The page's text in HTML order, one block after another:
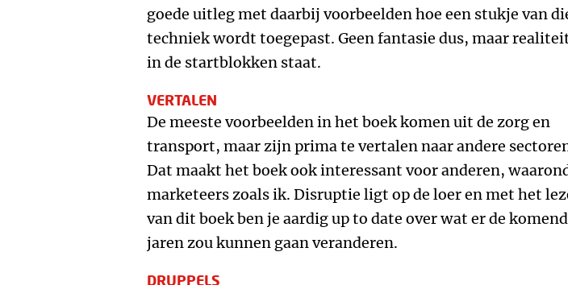
goede uitleg met daarbij voorbeelden hoe een stukje van
techniek wordt toegepast. Geen fantasie dus, maar
in de startblokken staat.
VERTALEN
De meeste voorbeelden in het boek komen uit de zorg en
transport, maar zijn prima te vertalen naar andere
Dat maakt het boek ook interessant voor anderen,
marketeers zoals ik. Disruptie ligt op de loer en met het
van dit boek ben je aardig up to date over wat er de
jaren zou kunnen gaan veranderen.
DRUPPELS